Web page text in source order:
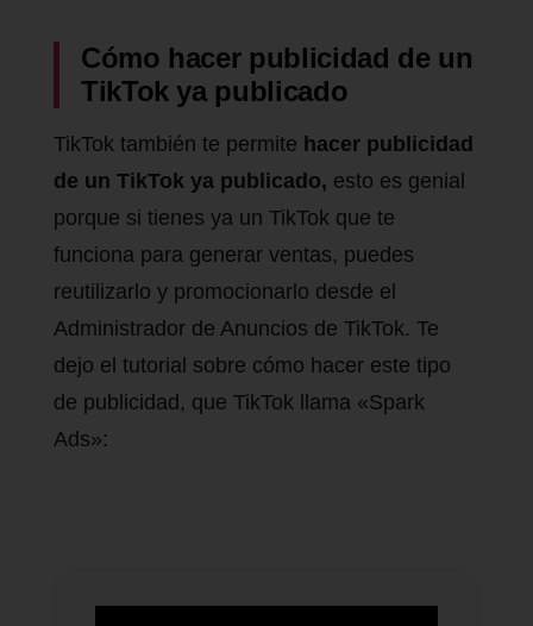
Cómo hacer publicidad de un
TikTok ya publicado
TikTok también te permite hacer publicidad
de un TikTok ya publicado, esto es genial
porque si tienes ya un TikTok que te
funciona para generar ventas, puedes
reutilizarlo y promocionarlo desde el
Administrador de Anuncios de TikTok. Te
dejo el tutorial sobre cómo hacer este tipo
de publicidad, que TikTok llama «Spark
Ads»: